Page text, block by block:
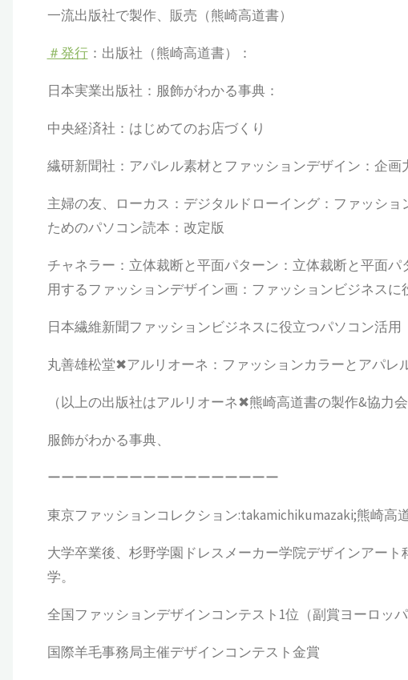
一流出版社で製作、販売（熊崎高道書）
＃発行：出版社（熊崎高道書）：
日本実業出版社：服飾がわかる事典：
中央経済社：はじめてのお店づくり
繊研新聞社：アパレル素材とファッションデザイン：企
主婦の友、ローカス：デジタルドローイング：ファッシ
ためのパソコン読本：改定版
チャネラー：立体裁断と平面パターン：立体裁断と平面
用するファッションデザイン画：ファッションビジネス
日本繊維新聞ファッションビジネスに役立つパソコン活用
丸善雄松堂✖︎アルリオーネ：ファッションカラーとアパレ
（以上の出版社はアルリオーネ✖︎熊崎高道書の製作&協力会
服飾がわかる事典、
ーーーーーーーーーーーーーーーーー
東京ファッションコレクション:takamichikumazaki;熊崎高
大学卒業後、杉野学園ドレスメーカー学院デザインアー
学。
全国ファッションデザインコンテスト1位（副賞ヨーロッパ
国際羊毛事務局主催デザインコンテスト金賞